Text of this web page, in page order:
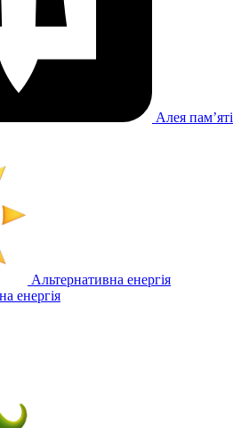
Алея памʼяті
Альтернативна енергія
енергія